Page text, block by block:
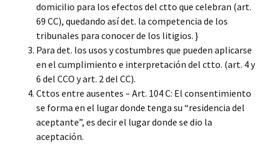
domicilio para los efectos del ctto que celebran (art.
69 CC), quedando así det. la competencia de los
tribunales para conocer de los litigios. }
Para det. los usos y costumbres que pueden aplicarse
en el cumplimiento e interpretación del ctto. (art. 4 y
6 del CCO y art. 2 del CC).
Cttos entre ausentes – Art. 104 C: El consentimiento
se forma en el lugar donde tenga su “residencia del
aceptante”, es decir el lugar donde se dio la
aceptación.